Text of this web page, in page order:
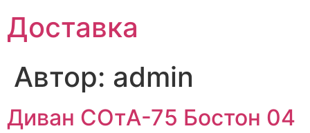
Доставка
Автор: admin
Диван СОтА-75 Бостон 04